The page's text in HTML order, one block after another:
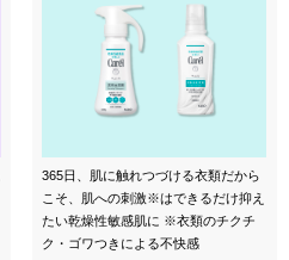
365日、肌に触れつづける衣類だから
こそ、肌への刺激※はできるだけ抑え
たい乾燥性敏感肌に ※衣類のチクチ
ク・ゴワつきによる不快感